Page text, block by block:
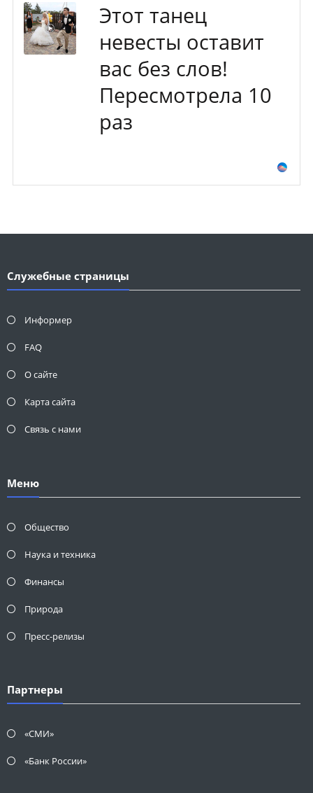
Этот танец
невесты оставит
вас без слов!
Пересмотрела 10
раз
Служебные страницы
Информер
FAQ
О сайте
Карта сайта
Связь с нами
Меню
Общество
Наука и техника
Финансы
Природа
Пресс-релизы
Партнеры
«СМИ»
«Банк России»